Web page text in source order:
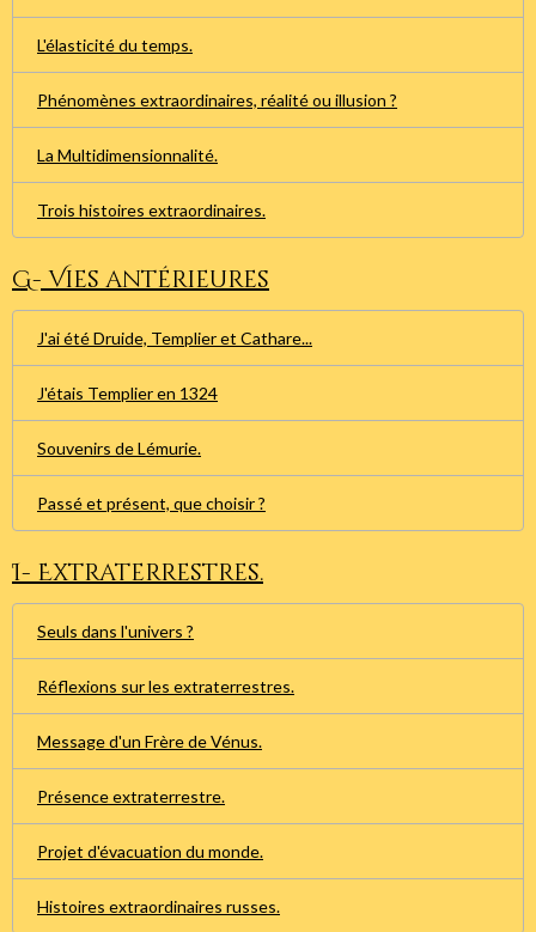
L'élasticité du temps.
Phénomènes extraordinaires, réalité ou illusion ?
La Multidimensionnalité.
Trois histoires extraordinaires.
G- Vies antérieures
J'ai été Druide, Templier et Cathare...
J'étais Templier en 1324
Souvenirs de Lémurie.
Passé et présent, que choisir ?
I- Extraterrestres.
Seuls dans l'univers ?
Réflexions sur les extraterrestres.
Message d'un Frère de Vénus.
Présence extraterrestre.
Projet d'évacuation du monde.
Histoires extraordinaires russes.